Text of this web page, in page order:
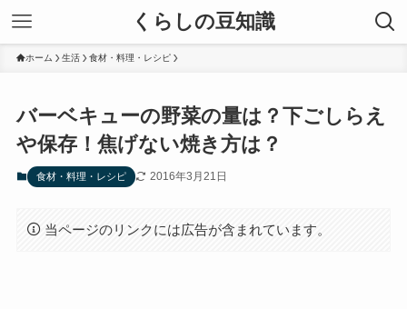
くらしの豆知識
ホーム 生活 食材・料理・レシピ
バーベキューの野菜の量は？下ごしらえ
や保存！焦げない焼き方は？
食材・料理・レシピ 2016年3月21日
当ページのリンクには広告が含まれています。